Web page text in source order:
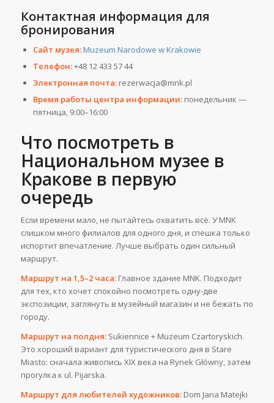
Контактная информация для
бронирования
Сайт музея:Muzeum Narodowe w Krakowie
Телефон:+48 12 433 57 44
Электронная почта:rezerwacja@mnk.pl
Время работы центра информации:понедельник —
пятница, 9:00–16:00
Что посмотреть в
Национальном музее в
Кракове в первую
очередь
Если времени мало, не пытайтесь охватить всё. У MNK
слишком много филиалов для одного дня, и спешка только
испортит впечатление. Лучше выбрать один сильный
маршрут.
Маршрут на 1,5–2 часа:Главное здание MNK. Подходит
для тех, кто хочет спокойно посмотреть одну-две
экспозиции, заглянуть в музейный магазин и не бежать по
городу.
Маршрут на полдня:Sukiennice + Muzeum Czartoryskich.
Это хороший вариант для туристического дня в Stare
Miasto: сначала живопись XIX века на Rynek Główny, затем
прогулка к ul. Pijarska.
Маршрут для любителей художников:Dom Jana Matejki